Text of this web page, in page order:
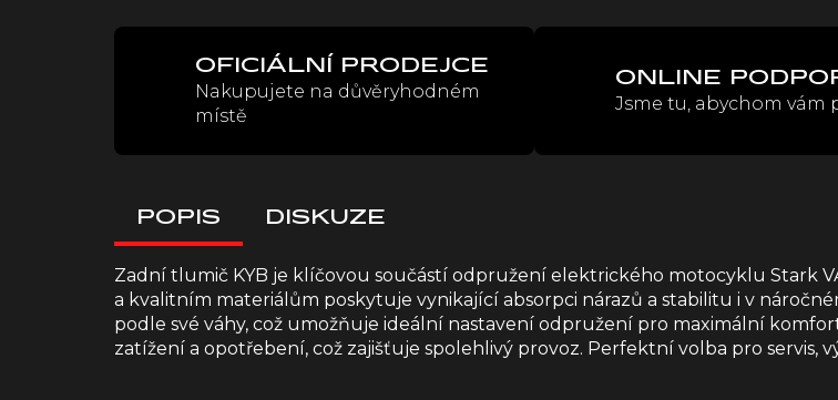
OFICIÁLNÍ PRODEJCE
Nakupujete na důvěryhodném
místě
ONLINE
Jsme tu, abychom vám
POPIS DISKUZE
Zadní tlumič KYB je klíčovou součástí odpružení elektrického motocyklu Stark
a kvalitním materiálům poskytuje vynikající absorpci nárazů a stabilitu i v
podle své váhy, což umožňuje ideální nastavení odpružení pro maximální
zatížení a opotřebení, což zajišťuje spolehlivý provoz. Perfektní volba pro servis,